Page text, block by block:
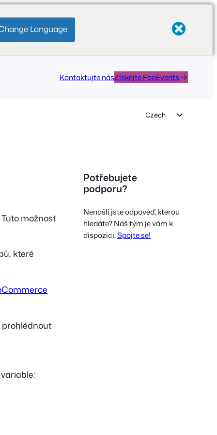
Language
Kontaktujte násZískejte FooEvents
Czech
Portuguese
French
Tuto možnost
které
prohlédnout
Potřebujete
podporu?
Nenašli jste odpověď, kterou
hledáte? Náš tým je vám k
dispozici,Spojte se!